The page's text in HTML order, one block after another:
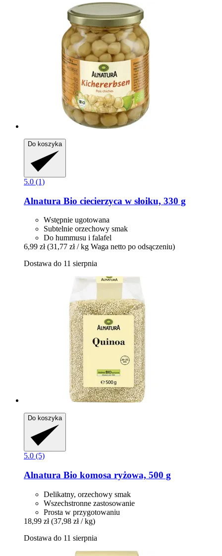
Do koszyka
5.0 (1)
Alnatura Bio ciecierzyca w słoiku, 330 g
Wstępnie ugotowana
Subtelnie orzechowy smak
Do hummusu i falafel
6,99 zł (31,77 zł / kg Waga netto po odsączeniu)
Dostawa do 11 sierpnia
Do koszyka
5.0 (5)
Alnatura Bio komosa ryżowa, 500 g
Delikatny, orzechowy smak
Wszechstronne zastosowanie
Prosta w przygotowaniu
18,99 zł (37,98 zł / kg)
Dostawa do 11 sierpnia